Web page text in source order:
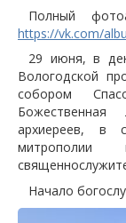
Полный
https://vk.com/
29 июня, в
Вологодской
собором
архиереев, в
Начало